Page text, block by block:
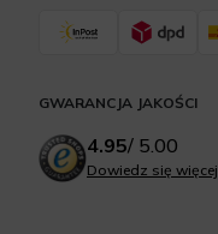
GWARANCJA JAKOŚCI
4.95/ 5.00
Dowiedz się więcej